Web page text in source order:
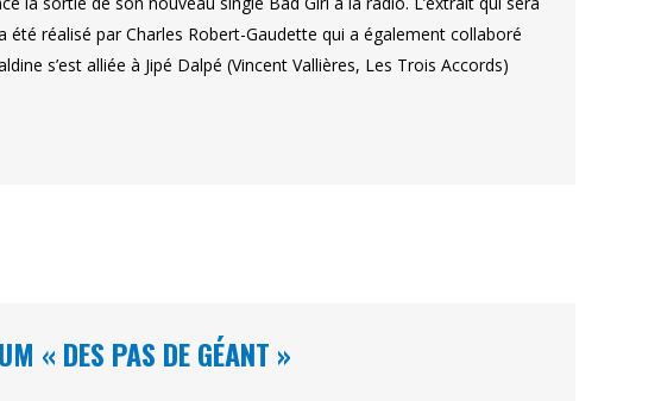
réalisé par Charles Robert-Gaudette qui a également collaboré
s’est alliée à Jipé Dalpé (Vincent Vallières, Les Trois Accords)
« DES PAS DE GÉANT »